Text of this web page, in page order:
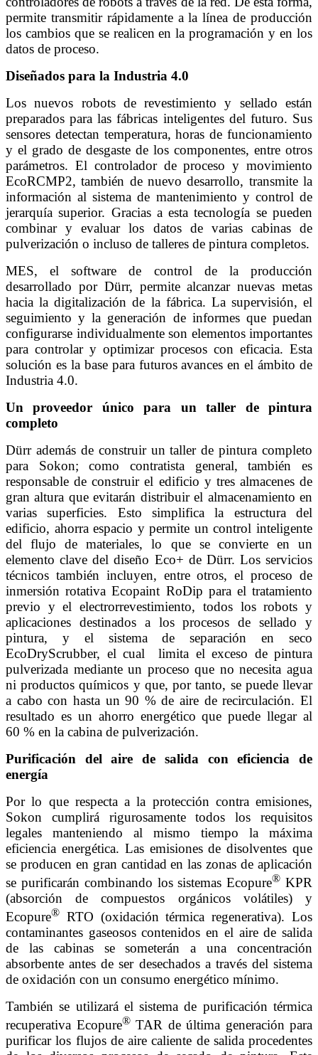
permite transmitir rápidamente a la línea de producción
los cambios que se realicen en la programación y en los
datos de proceso.
Diseñados para la Industria 4.0
Los nuevos robots de revestimiento y sellado están
preparados para las fábricas inteligentes del futuro. Sus
sensores detectan temperatura, horas de funcionamiento
y el grado de desgaste de los componentes, entre otros
parámetros. El controlador de proceso y movimiento
EcoRCMP2, también de nuevo desarrollo, transmite la
información al sistema de mantenimiento y control de
jerarquía superior. Gracias a esta tecnología se pueden
combinar y evaluar los datos de varias cabinas de
pulverización o incluso de talleres de pintura completos.
MES, el software de control de la producción
desarrollado por Dürr, permite alcanzar nuevas metas
hacia la digitalización de la fábrica. La supervisión, el
seguimiento y la generación de informes que puedan
configurarse individualmente son elementos importantes
para controlar y optimizar procesos con eficacia. Esta
solución es la base para futuros avances en el ámbito de
Industria 4.0.
Un proveedor único para un taller de pintura
completo
Dürr además de construir un taller de pintura completo
para Sokon; como contratista general, también es
responsable de construir el edificio y tres almacenes de
gran altura que evitarán distribuir el almacenamiento en
varias superficies. Esto simplifica la estructura del
edificio, ahorra espacio y permite un control inteligente
del flujo de materiales, lo que se convierte en un
elemento clave del diseño Eco+ de Dürr. Los servicios
técnicos también incluyen, entre otros, el proceso de
inmersión rotativa Ecopaint RoDip para el tratamiento
previo y el electrorrevestimiento, todos los robots y
aplicaciones destinados a los procesos de sellado y
pintura, y el sistema de separación en seco
EcoDryScrubber, el cual limita el exceso de pintura
pulverizada mediante un proceso que no necesita agua
ni productos químicos y que, por tanto, se puede llevar
a cabo con hasta un 90 % de aire de recirculación. El
resultado es un ahorro energético que puede llegar al
60 % en la cabina de pulverización.
Purificación del aire de salida con eficiencia de
energía
Por lo que respecta a la protección contra emisiones,
Sokon cumplirá rigurosamente todos los requisitos
legales manteniendo al mismo tiempo la máxima
eficiencia energética. Las emisiones de disolventes que
se producen en gran cantidad en las zonas de aplicación
se purificarán combinando los sistemas Ecopure® KPR
(absorción de compuestos orgánicos volátiles) y
Ecopure® RTO (oxidación térmica regenerativa). Los
contaminantes gaseosos contenidos en el aire de salida
de las cabinas se someterán a una concentración
absorbente antes de ser desechados a través del sistema
de oxidación con un consumo energético mínimo.
También se utilizará el sistema de purificación térmica
recuperativa Ecopure®TAR de última generación para
purificar los flujos de aire caliente de salida procedentes